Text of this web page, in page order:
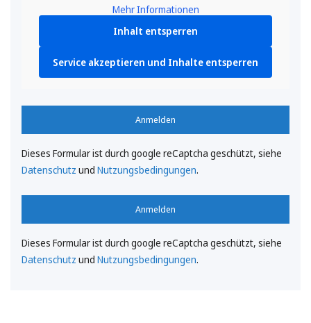
Mehr Informationen
Inhalt entsperren
Service akzeptieren und Inhalte entsperren
Anmelden
Dieses Formular ist durch google reCaptcha geschützt, siehe
Datenschutz und Nutzungsbedingungen.
Anmelden
Dieses Formular ist durch google reCaptcha geschützt, siehe
Datenschutz und Nutzungsbedingungen.